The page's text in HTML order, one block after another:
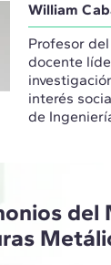
William
Profesor
docente
interés
de
del